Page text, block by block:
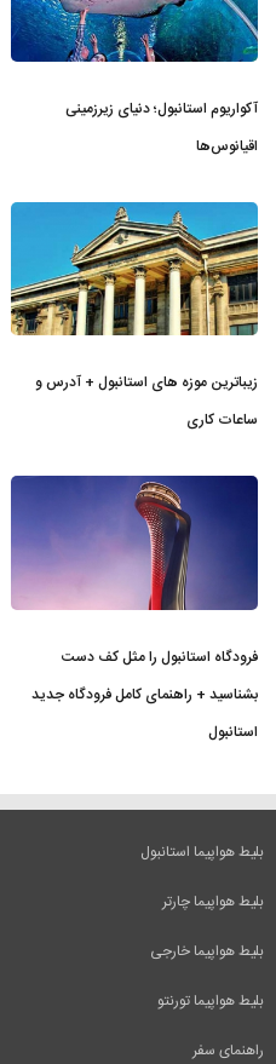
آکواریوم استانبول؛ دنیای زیرزمینی
اقیانوس‌ها
زیباترین موزه‌ های استانبول + آدرس و
ساعات کاری
فرودگاه استانبول را مثل کف دست
بشناسید + راهنمای کامل فرودگاه جدید
استانبول
بلیط هواپیما استانبول
بلیط هواپیما چارتر
بلیط هواپیما خارجی
بلیط هواپیما تورنتو
راهنمای سفر